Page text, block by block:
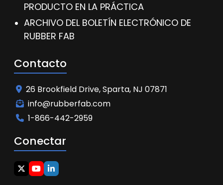
PRODUCTO EN LA PRÁCTICA
ARCHIVO DEL BOLETÍN ELECTRÓNICO DE
RUBBER FAB
Contacto
26 Brookfield Drive, Sparta, NJ 07871
info@rubberfab.com
1-866-442-2959
Conectar